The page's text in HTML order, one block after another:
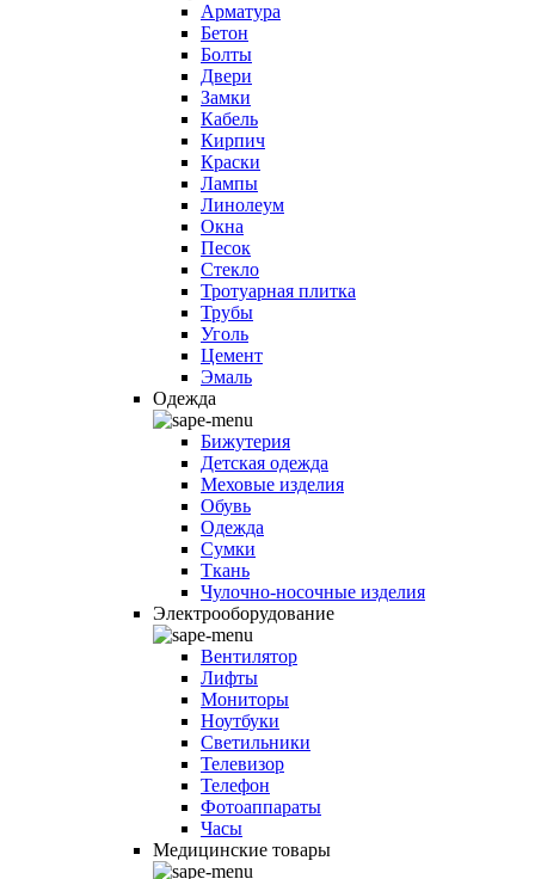
Арматура
Бетон
Болты
Двери
Замки
Кабель
Кирпич
Краски
Лампы
Линолеум
Окна
Песок
Стекло
Тротуарная плитка
Трубы
Уголь
Цемент
Эмаль
Одежда
Бижутерия
Детская одежда
Меховые изделия
Обувь
Одежда
Сумки
Ткань
Чулочно-носочные изделия
Электрооборудование
Вентилятор
Лифты
Мониторы
Ноутбуки
Светильники
Телевизор
Телефон
Фотоаппараты
Часы
Медицинские товары